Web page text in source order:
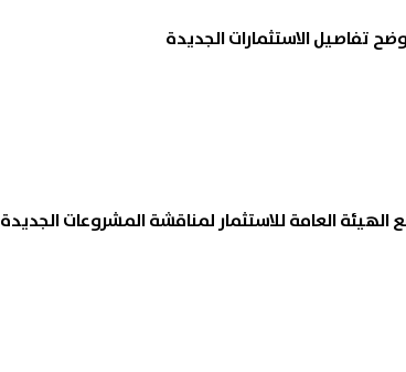
تفاصيل الاستثمارات الجديدة
العامة للاستثمار لمناقشة المشروعات الجديدة